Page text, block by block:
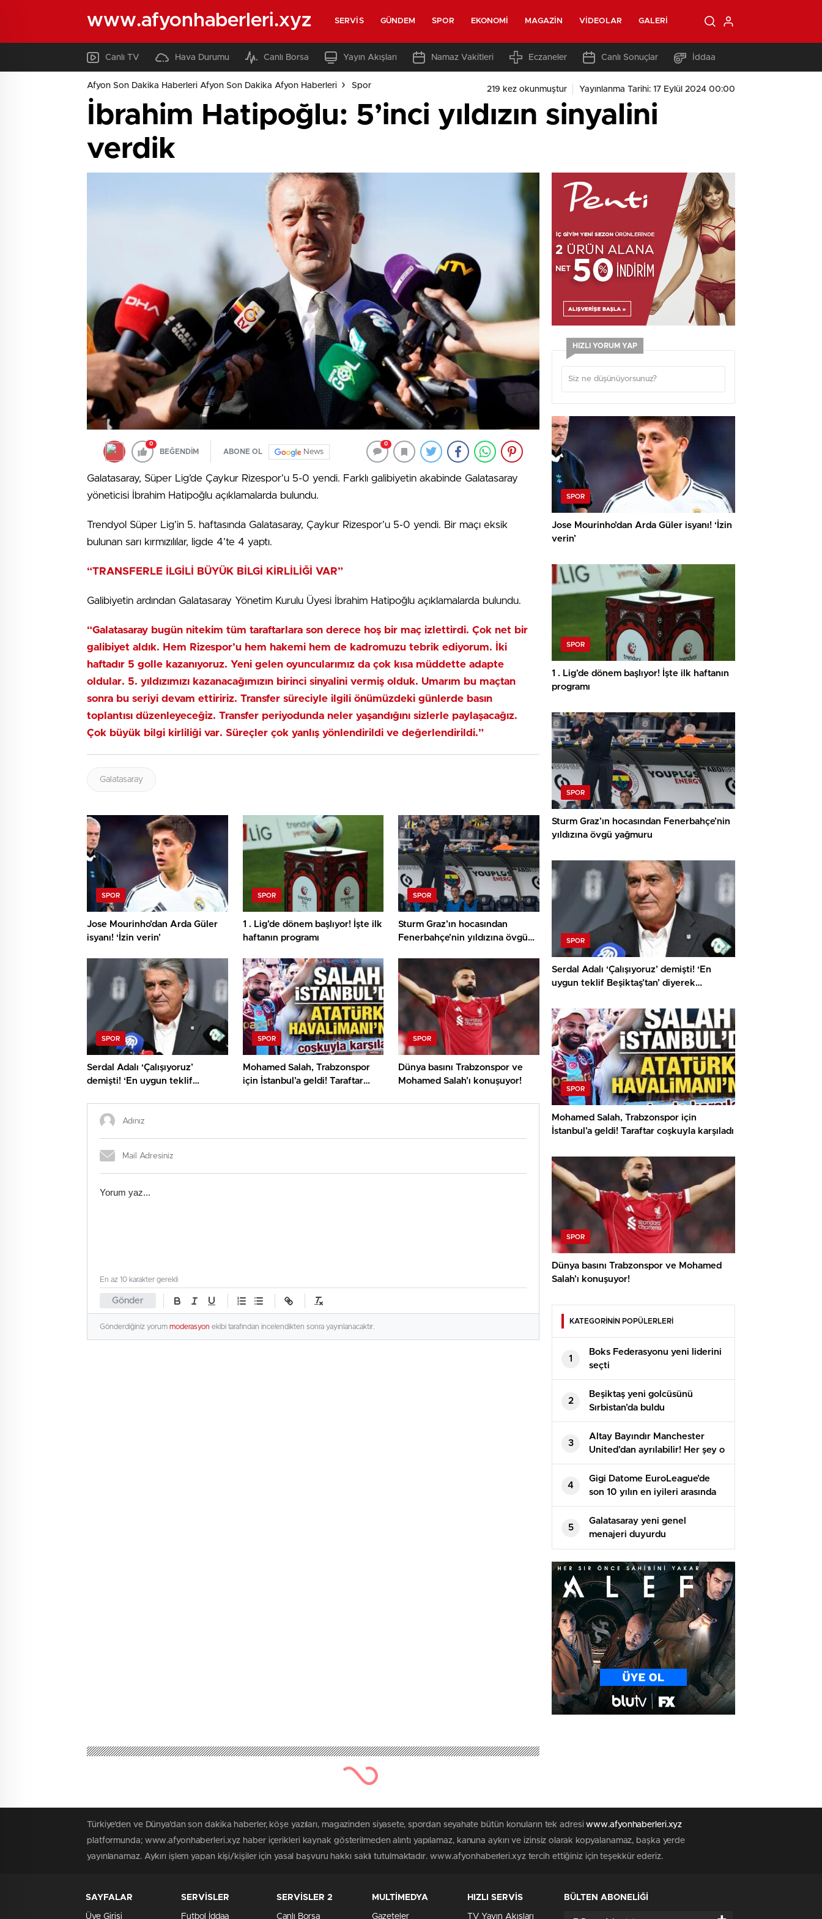
www.afyonhaberleri.xyz SERVIS GÜNDEM SPOR EKONOMI MAGAZIN VIDEOLAR GALERI
Canlı TV Hava Durumu Canlı Borsa Yayın Akışları Namaz Vakitleri Eczaneler Canlı Sonuçlar İddaa
Afyon Son Dakika Haberleri Afyon Son Dakika Afyon Haberleri Spor 219 kez okunmuştur Yayınlanma Tarihi: 17 Eylül 2024 00:00
İbrahim Hatipoğlu: 5’inci yıldızın sinyalini
verdik
0
BEĞENDİM ABONE OL News
0
Galatasaray, Süper Lig’de Çaykur Rizespor’u 5-0 yendi. Farklı galibiyetin akabinde Galatasaray
yöneticisi İbrahim Hatipoğlu açıklamalarda bulundu.
Trendyol Süper Lig’in 5. haftasında Galatasaray, Çaykur Rizespor’u 5-0 yendi. Bir maçı eksik
bulunan sarı kırmızılılar, ligde 4’te 4 yaptı.
“TRANSFERLE İLGİLİ BÜYÜK BİLGİ KİRLİLİĞİ VAR”
Galibiyetin ardından Galatasaray Yönetim Kurulu Üyesi İbrahim Hatipoğlu açıklamalarda bulundu.
“Galatasaray bugün nitekim tüm taraftarlara son derece hoş bir maç izlettirdi. Çok net bir
galibiyet aldık. Hem Rizespor’u hem hakemi hem de kadromuzu tebrik ediyorum. İki
haftadır 5 golle kazanıyoruz. Yeni gelen oyuncularımız da çok kısa müddette adapte
oldular. 5. yıldızımızı kazanacağımızın birinci sinyalini vermiş olduk. Umarım bu maçtan
sonra bu seriyi devam ettiririz. Transfer süreciyle ilgili önümüzdeki günlerde basın
toplantısı düzenleyeceğiz. Transfer periyodunda neler yaşandığını sizlerle paylaşacağız.
Çok büyük bilgi kirliliği var. Süreçler çok yanlış yönlendirildi ve değerlendirildi.”
Galatasaray
SPOR
Jose Mourinho’dan Arda Güler
isyanı! ‘İzin verin’
SPOR
1 . Lig’de dönem başlıyor! İşte ilk
haftanın programı
SPOR
Sturm Graz’ın hocasından
Fenerbahçe’nin yıldızına övgü
SPOR
Serdal Adalı ‘Çalışıyoruz’
demişti! ‘En uygun teklif
SPOR
Mohamed Salah, Trabzonspor
için İstanbul’a geldi! Taraftar
SPOR
Dünya basını Trabzonspor ve
Mohamed Salah’ı konuşuyor!
Gönder
En az 10 karakter gerekli
Gönderdiğiniz yorum moderasyon ekibi tarafından incelendikten sonra yayınlanacaktır.
HIZLI YORUM YAP
SPOR
Jose Mourinho’dan Arda Güler isyanı! ‘İzin
verin’
SPOR
1 . Lig’de dönem başlıyor! İşte ilk haftanın
programı
SPOR
Sturm Graz’ın hocasından Fenerbahçe’nin
yıldızına övgü yağmuru
SPOR
Serdal Adalı ‘Çalışıyoruz’ demişti! ‘En
uygun teklif Beşiktaş’tan’ diyerek
SPOR
Mohamed Salah, Trabzonspor için
İstanbul’a geldi! Taraftar coşkuyla karşıladı
SPOR
Dünya basını Trabzonspor ve Mohamed
Salah’ı konuşuyor!
KATEGORİNİN POPÜLERLERİ
1
Boks Federasyonu yeni liderini
seçti
2
Beşiktaş yeni golcüsünü
Sırbistan’da buldu
3
Altay Bayındır Manchester
United’dan ayrılabilir! Her şey o
isme bağlı…
4
Gigi Datome EuroLeague’de
son 10 yılın en iyileri arasında
5
Galatasaray yeni genel
menajeri duyurdu
Türkiye'den ve Dünya’dan son dakika haberler, köşe yazıları, magazinden siyasete, spordan seyahate bütün konuların tek adresiwww.afyonhaberleri.xyz
platformunda; www.afyonhaberleri.xyz haber içerikleri kaynak gösterilmeden alıntı yapılamaz, kanuna aykırı ve izinsiz olarak kopyalanamaz, başka yerde
yayınlanamaz. Aykırı işlem yapan kişi/kişiler için yasal başvuru hakkı saklı tutulmaktadır. www.afyonhaberleri.xyz tercih ettiğiniz için teşekkür ederiz.
SAYFALAR
Üye Girişi
SERVİSLER
Futbol İddaa
SERVİSLER 2
Canlı Borsa
MULTİMEDYA
Gazeteler
HIZLI SERVİS
TV Yayın Akışları
BÜLTEN ABONELİĞİ